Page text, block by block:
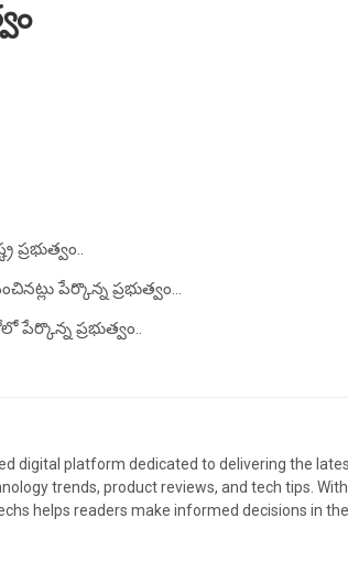
పేర్కొన్న ప్ర‌భుత్వం…
ప్ర‌భుత్వం..
digital platform dedicated to delivering the
trends, product reviews, and tech tips.
helps readers make informed decisions in